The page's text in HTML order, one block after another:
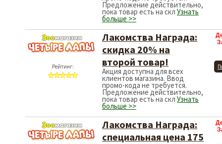
Предложение действительно,
пока товар есть на скл Узнать
больше >>
Рейтинг:
Лакомства Награда:
скидка 20% на
второй товар!
Акция доступна для всех
клиентов магазина. Ввод
промо-кода не требуется.
Предложение действительно,
пока товар есть на скл Узнать
больше >>
Лакомства Награда:
специальная цена 175